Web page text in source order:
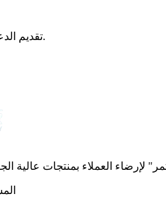
1. تقديم الدعم الفني على المدى الطويل.